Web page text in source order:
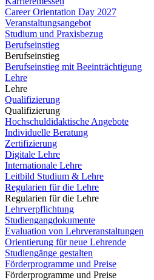
Career Orientation Day 2027
Veranstaltungsangebot
Studium und Praxisbezug
Berufseinstieg
Berufseinstieg
Berufseinstieg mit Beeinträchtigung
Lehre
Lehre
Qualifizierung
Qualifizierung
Hochschuldidaktische Angebote
Individuelle Beratung
Zertifizierung
Digitale Lehre
Internationale Lehre
Leitbild Studium & Lehre
Regularien für die Lehre
Regularien für die Lehre
Lehrverpflichtung
Studiengangdokumente
Evaluation von Lehrveranstaltungen
Orientierung für neue Lehrende
Studiengänge gestalten
Förderprogramme und Preise
Förderprogramme und Preise